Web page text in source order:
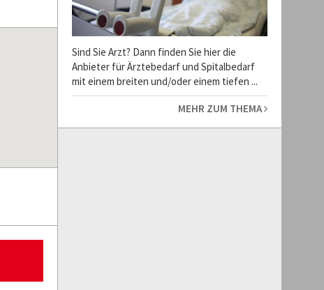
Sind Sie Arzt? Dann finden Sie hier die
Anbieter für Ärztebedarf und Spitalbedarf
mit einem breiten und/oder einem tiefen ...
MEHR ZUM THEMA